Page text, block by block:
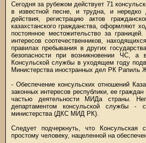
Сегодня за рубежом действует 71
в известной песне, и трудна, и
действия, регистрацию актов
казахстанского гражданства, оформляют
постоянное местожительство за
интересов соотечественников,
правилах пребывания в других
безопасности при возникновении ЧС, а
Консульской службы в уходящем году
Министерства иностранных дел РК
- Обеспечение консульских отношений
законных интересов республики, ее
частью деятельности МИДа страны.
департаментом консульской службы -
министерства (ДКС МИД РК).
Следует подчеркнуть, что Консульская
простому человеку, нацеленной на